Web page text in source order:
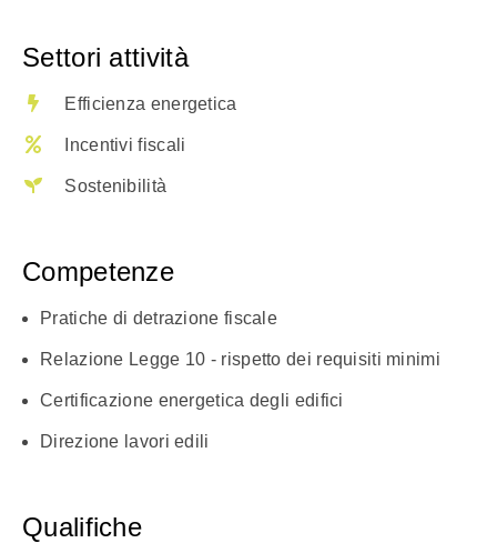
Settori attività
Efficienza energetica
Incentivi fiscali
Sostenibilità
Competenze
Pratiche di detrazione fiscale
Relazione Legge 10 - rispetto dei requisiti minimi
Certificazione energetica degli edifici
Direzione lavori edili
Qualifiche